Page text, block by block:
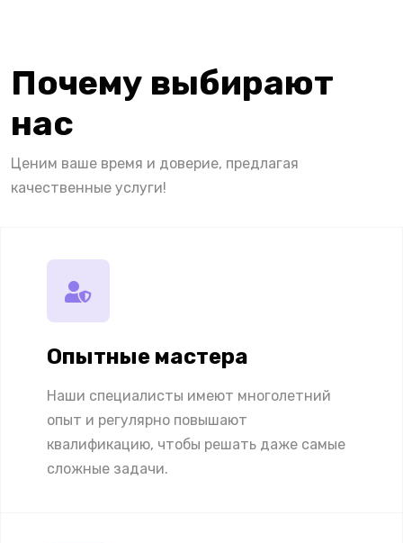
Почему выбирают
нас
Ценим ваше время и доверие, предлагая
качественные услуги!
Опытные мастера
Наши специалисты имеют многолетний
опыт и регулярно повышают
квалификацию, чтобы решать даже самые
сложные задачи.